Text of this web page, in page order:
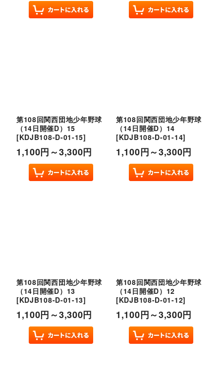
第108回関西団地少年野球
（14日開催D）15
[KDJB108-D-01-15]
1,100円～3,300円
第108回関西団地少年野球
（14日開催D）14
[KDJB108-D-01-14]
1,100円～3,300円
第108回関西団地少年野球
（14日開催D）13
[KDJB108-D-01-13]
1,100円～3,300円
第108回関西団地少年野球
（14日開催D）12
[KDJB108-D-01-12]
1,100円～3,300円